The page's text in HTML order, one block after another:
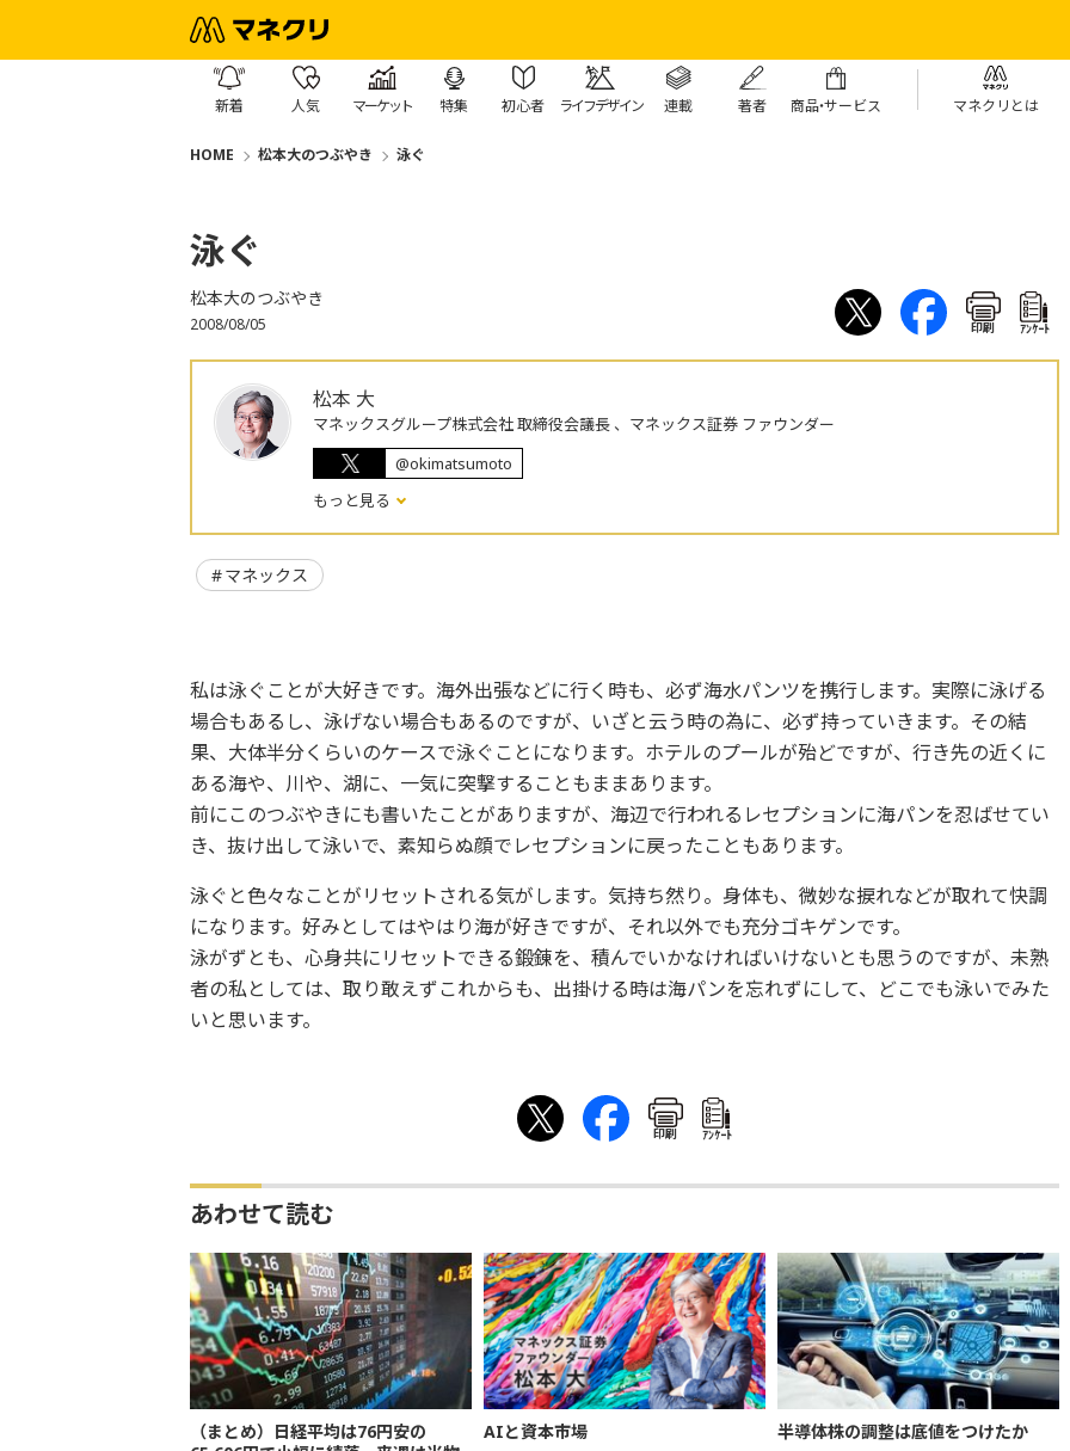
新着 人気 マーケット 特集 初心者 ライフデザイン 連載 著者 商品・サービス マネクリとは
HOME 松本大のつぶやき 泳ぐ
泳ぐ
松本大のつぶやき
2008/08/05 印刷 ｱﾝｹｰﾄ
松本 大
マネックスグループ株式会社 取締役会議長 、マネックス証券 ファウンダー
@okimatsumoto
もっと見る
マネックス
私は泳ぐことが大好きです。海外出張などに行く時も、必ず海水パンツを携行します。実際に泳げる
場合もあるし、泳げない場合もあるのですが、いざと云う時の為に、必ず持っていきます。その結
果、大体半分くらいのケースで泳ぐことになります。ホテルのプールが殆どですが、行き先の近くに
ある海や、川や、湖に、一気に突撃することもままあります。
前にこのつぶやきにも書いたことがありますが、海辺で行われるレセプションに海パンを忍ばせてい
き、抜け出して泳いで、素知らぬ顔でレセプションに戻ったこともあります。
泳ぐと色々なことがリセットされる気がします。気持ち然り。身体も、微妙な捩れなどが取れて快調
になります。好みとしてはやはり海が好きですが、それ以外でも充分ゴキゲンです。
泳がずとも、心身共にリセットできる鍛錬を、積んでいかなければいけないとも思うのですが、未熟
者の私としては、取り敢えずこれからも、出掛ける時は海パンを忘れずにして、どこでも泳いでみた
いと思います。
印刷 ｱﾝｹｰﾄ
あわせて読む
（まとめ）日経平均は76円安の
AIと資本市場 半導体株の調整は底値をつけたか